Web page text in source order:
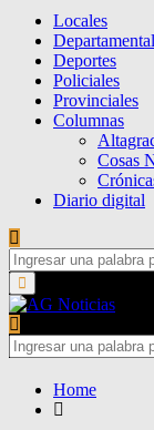
Locales
Deportes
Policiales
Provinciales
Columnas
Cosas
Diario digital
Search
for:Primary
Menu
Search
for:
Home